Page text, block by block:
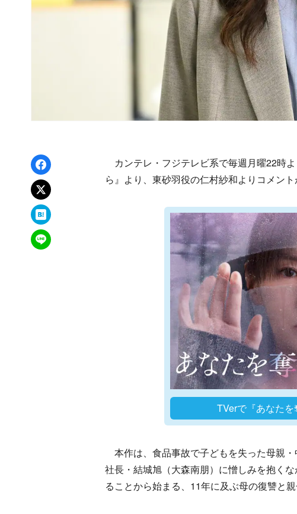
Facebookでシェア
xでポスト
はてなブックマーク
LINEで送る
カンテレ・フジテレビ系で毎週月曜22時
ら』より、東砂羽役の仁村紗和よりコメント
TVerで『あなた
本作は、食品事故で子どもを失った母親
社長・結城旭（大森南朋）に憎しみを抱く
ることから始まる、11年に及ぶ母の復讐と